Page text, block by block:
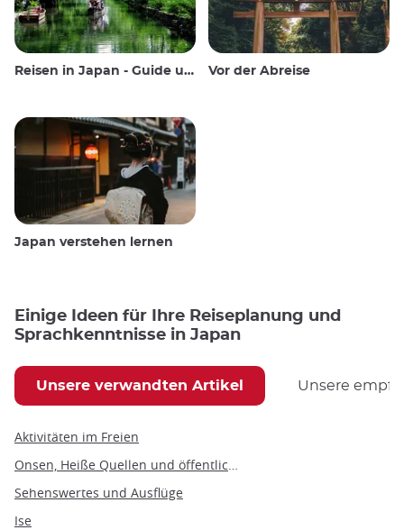
Reisen in Japan - Guide und Wissenswertes Vor der Abreise
Japan verstehen lernen
Einige Ideen für Ihre Reiseplanung und
Sprachkenntnisse in Japan
Unsere verwandten Artikel Unsere
Aktivitäten im Freien
Onsen, Heiße Quellen und öffentliche Bäder
Sehenswertes und Ausflüge
Ise